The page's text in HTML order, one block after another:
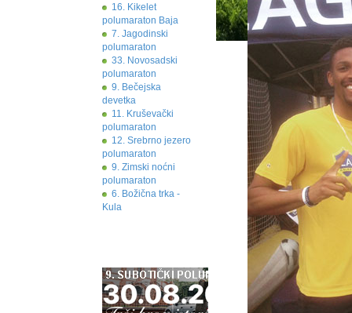
16. Kikelet
polumaraton Baja
7. Jagodinski
polumaraton
33. Novosadski
polumaraton
9. Bečejska
devetka
11. Kruševački
polumaraton
12. Srebrno jezero
polumaraton
9. Zimski noćni
polumaraton
6. Božična trka -
Kula